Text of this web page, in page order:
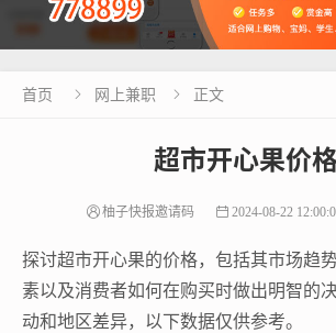
首页  网上兼职  正文
超市开心果价
柚子快报邀请码 2024-08-22
探讨超市开心果的价格，包括其市场趋
素以及消费者如何在购买时做出明智的
动和地区差异，以下数据仅供参考。